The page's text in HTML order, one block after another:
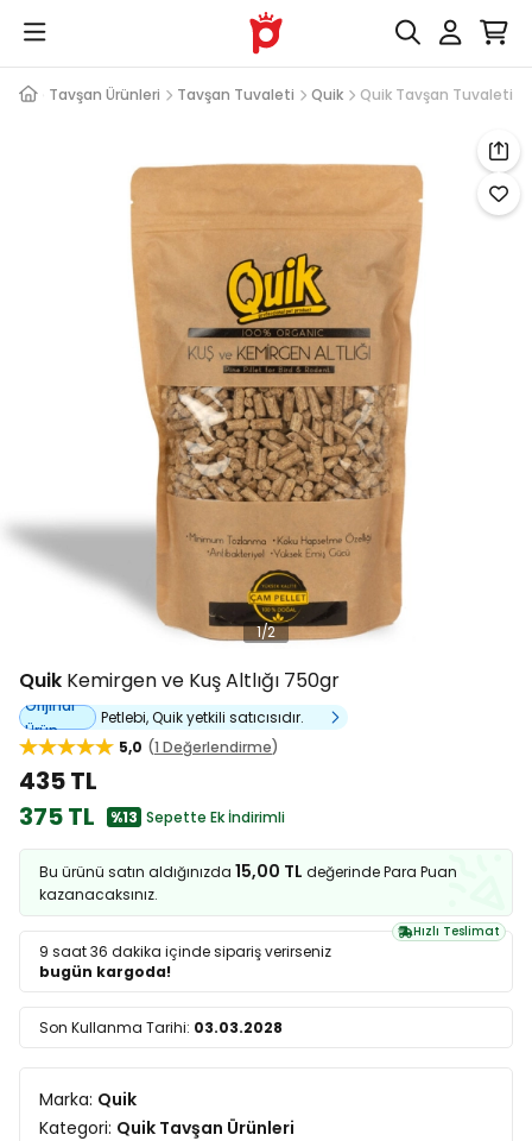
Tavşan Ürünleri Tavşan Tuvaleti Quik Quik Tavşan Tuvaleti
1/2
Quik Kemirgen ve Kuş Altlığı 750gr
Orijinal
Ürün
Petlebi, Quik yetkili satıcısıdır.
5,0
1 Değerlendirme
435 TL
375 TL
%13 Sepette Ek İndirimli
Bu ürünü satın aldığınızda 15,00 TL değerinde Para Puan
kazanacaksınız.
Hızlı Teslimat
9 saat 36 dakika içinde sipariş verirseniz
bugün kargoda!
Son Kullanma Tarihi: 03.03.2028
Marka: Quik
Kategori: Quik Tavşan Ürünleri